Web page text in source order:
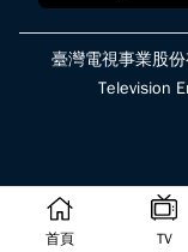
首頁 TV
臺灣電視事業股
Television